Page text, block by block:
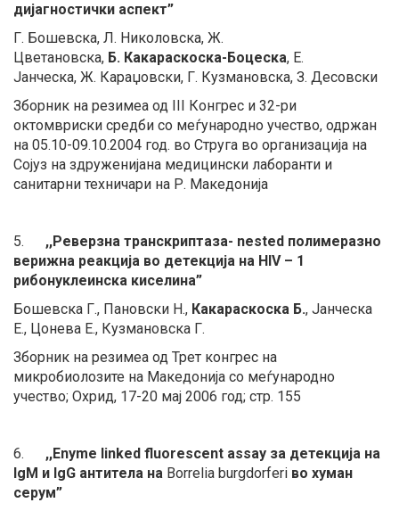
дијагностички аспект”
Г. Бошевска, Л. Николовска, Ж.
Цветановска, Б. Какараскоска-Боцеска, Е.
Јанческа, Ж. Караџовски, Г. Кузмановска, З. Десовски
Зборник на резимеа од III Конгрес и 32-ри
октомвриски средби со меѓународно учество, одржан
на 05.10-09.10.2004 год. во Струга во организација на
Сојуз на здруженијана медицински лаборанти и
санитарни техничари на Р. Македонија
5. ,,Реверзна транскриптаза- nested полимеразно
верижна реакција во детекција на HIV – 1
рибонуклеинска киселина”
Бошевска Г., Пановски Н., Какараскоска Б., Јанческа
Е., Цонева Е., Кузмановска Г.
Зборник на резимеа од Трет конгрес на
микробиолозите на Македонија со меѓународно
учество; Охрид, 17-20 мај 2006 год; стр. 155
6. ,,Enyme linked fluorescent assay за детекција на
IgM и IgG антитела на Borrelia burgdorferi во хуман
серум”